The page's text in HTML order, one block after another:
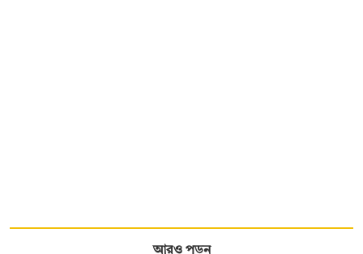
আরও পড়ুন